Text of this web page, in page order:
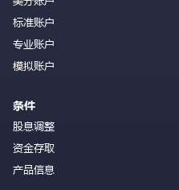
标准账户
专业账户
模拟账户
条件
股息调整
资金存取
产品信息